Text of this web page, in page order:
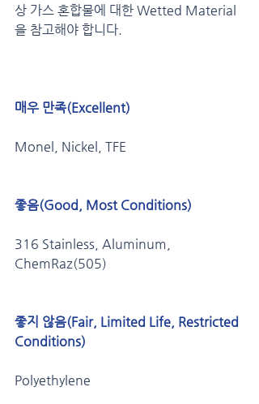
상 가스 혼합물에 대한 Wetted Material
을 참고해야 합니다.
매우 만족(Excellent)
Monel, Nickel, TFE
좋음(Good, Most Conditions)
316 Stainless, Aluminum,
ChemRaz(505)
좋지 않음(Fair, Limited Life, Restricted
Conditions)
Polyethylene